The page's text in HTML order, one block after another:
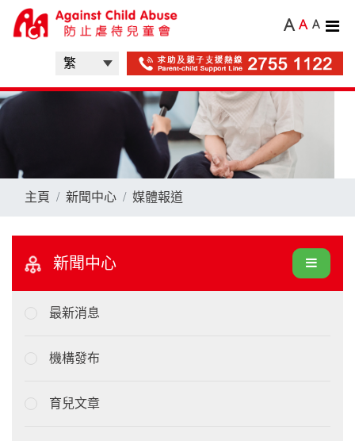
A A A
主頁 新聞中心 媒體報道
新聞中心
最新消息
機構發布
育兒文章